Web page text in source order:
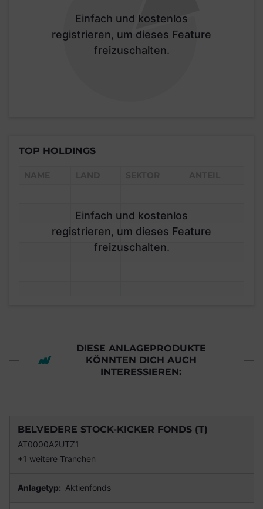
Einfach und kostenlos
registrieren, um dieses Feature
freizuschalten.
TOP HOLDINGS
Einfach und kostenlos
registrieren, um dieses Feature
freizuschalten.
DIESE ANLAGEPRODUKTE
KÖNNTEN DICH AUCH
INTERESSIEREN:
BELVEDERE STOCK-KICKER FONDS (T)
AT0000A2UTZ1
+1 weitere Tranchen
Anlagetyp: Aktienfonds